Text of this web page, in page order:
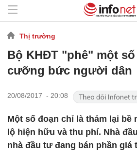
Thị trường
Bộ KHĐT "phê" một
cưỡng bức người dân
20/08/2017 - 20:08
Một số đoạn chỉ là thảm lại bề
lộ hiện hữu và thu phí. Nhà
nhà đầu tư đang bán phần giá